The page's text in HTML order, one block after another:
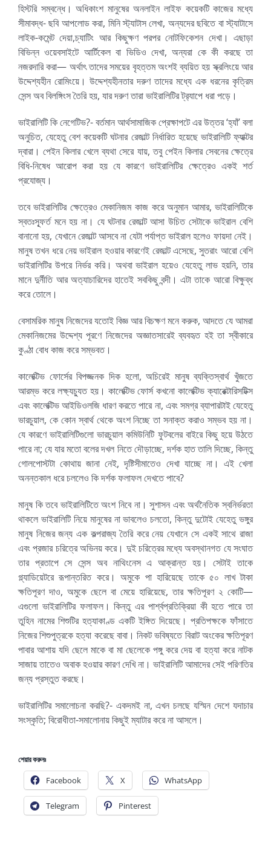
হিস্টরি সম্বন্ধে। অধিকাংশ মানুষের অনলাইন লাইফ কয়েকটি কাজের মধ্যে
সীমাবদ্ধ- ছবি আপলোড করা, মিনি স্ট্যাটাস লেখা, অন্যদের ছবিতে বা স্ট্যাটাসে
লাইক-কমেন্ট দেয়া,চ্যাটিং আর কিছুক্ষণ পরপর নোটফিকেশন দেখা। এছাড়া
বিভিন্ন ওয়েবসাইটে আর্টিকেল বা ভিডিও দেখা, অন্যরা কে কী করছে তা
নজরদারি করা— অর্থাৎ তাদের সময়ের বৃহত্তম অংশই ব্যয়িত হয় স্ক্রলিংয়ে আর
উদ্দেশ্যহীন রোমিংয়ে। উদ্দেশ্যহীনতার দরুণ তাদের মধ্যে এক ধরনের কৃত্রিম
সেন্স অব বিলঙ্গিংস তৈরি হয়, যার দরুণ তারা ভাইরালিটির ট্র‍্যাপে ধরা পড়ে।
ভাইরালিটি কি নেগেটিভ?- বর্তমান আর্থসামাজিক প্রেক্ষাপটে এর উত্তর ‘হ্যাঁ’ বলা
অনুচিত, যেহেতু বেশ কয়েকটি ঘটনার রেজাল্ট নির্ধারিত হয়েছে ভাইরালিটি ফ্যাক্টর
দ্বারা। পেইন কিলার খেলে ব্যথা সেরে যায়, তবু পেইন কিলার সেবনের ক্ষেত্রে
বিধি-নিষেধ আরোপ করা হয় যে কারণে ভাইরালিটির ক্ষেত্রেও একই শর্ত
প্রযোজ্য।
তবে ভাইরালিটির ক্ষেত্রেও মেকানিজম কাজ করে অনুমান আমার, ভাইরালিটিকে
স্বতঃস্ফূর্ত মনে হয় না। যে ঘটনার রেজাল্ট আসা উচিত সেটাকে ভাইরাল বেশি
বানানো হয়, যেখানে রেজাল্ট আসবে না যেটা পর্যাপ্ত ভাইরাল হলেও ফায়দা নেই।
মানুষ তখন ধরে নেয় ভাইরাল হওয়ার কারণেই রেজাল্ট এসেছে, সুতরাং আরো বেশি
ভাইরালিটির উপরে নির্ভর করি। অথবা ভাইরাল হয়েও যেহেতু লাভ হয়নি, তার
মানে দুর্নীতি আর অত্যাচারিদের হাতেই সবকিছু বন্দী। এটা তাকে আরো বিক্ষুব্ধ
করে তোলে।
বেসামরিক মানুষ নিজেদের যতোই বিজ্ঞ আর বিচক্ষণ মনে করুক, আদতে যে আমরা
মেকানিজমের উদ্দেশ্য পূরণে নিজেদের অজ্ঞাতসারেই ব্যবহৃত হই তা স্বীকারে
কুণ্ঠা বোধ কাজ করে সম্ভবত।
কালেক্টিভ ফোর্সের বিপজ্জনক দিক হলো, অচিরেই মানুষ ব্যক্তিস্বার্থ খুঁজতে
আরম্ভ করে লক্ষ্যচ্যুত হয়। কালেক্টিভ ফোর্স কখনো কালেক্টিভ ক্যারেক্টারিসটিক্স
এবং কালেক্টিভ আইডিওলজি ধারণ করতে পারে না, এবং সমগ্র ব্যাপারটাই যেহেতু
ভারচুয়াল, কে কোন স্বার্থ থেকে অংশ নিচ্ছে তা সনাক্ত করাও সম্ভব হয় না।
যে কারণে ভাইরালিটিগুলো ভারচুয়াল কমিউনিটি ফুটবলের বাইরে কিছু হয়ে উঠতে
পারে না; যে যার মতো বলের দখল নিতে দৌড়াচ্ছে, দর্শক হাত তালি দিচ্ছে, কিন্তু
গোলপোস্টটা কোথায় জানা নেই, দৃষ্টিসীমাতেও দেখা যাচ্ছে না। এই খেলা
অনন্তকাল ধরে চললেও কি দর্শক ফলাফল দেখতে পাবে?
মানুষ কি তবে ভাইরালিটিতে অংশ নিবে না। সুশাসন এবং অর্থনৈতিক স্বনির্ভরতা
থাকলে ভাইরালিটি নিয়ে মানুষের না ভাবলেও চলতো, কিন্তু দুটোই যেহেতু ভঙ্গুর
মানুষ নিজের জন্য এক কল্পরাজ্য তৈরি করে নেয় যেখানে সে একই সাথে রাজা
এবং প্রজার চরিত্রে অভিনয় করে। দুই চরিত্রের মধ্যে অবস্থানগত যে সংঘাত
তার প্রতাপে সে সেন্স অব নাথিংনেস এ আক্রান্ত হয়। সেটাই তাকে
গ্ল্যাডিয়েটরে রূপান্তরিত করে। অমুকে পা হারিয়েছে তাকে ৫০ লাখ টাকা
ক্ষতিপূরণ দাও, অমুকে ছেলে বা মেয়ে হারিয়েছে, তার ক্ষতিপূরণ ২ কোটি—
এগুলো ভাইরালিটির ফলাফল। কিন্তু এর পার্শ্বপ্রতিক্রিয়া কী হতে পারে তা
তুহিন নামের শিশুটির হত্যাকাণ্ড একটি ইঙ্গিত দিয়েছে। প্রতিপক্ষকে ফাঁসাতে
নিজের শিশুপুত্রকে হত্যা করেছে বাবা। নিকট ভবিষ্যতে বিরাট অংকের ক্ষতিপূরণ
পাবার আশায় যদি ছেলে মাকে বা মা ছেলেকে পঙ্গু করে দেয় বা হত্যা করে নাটক
সাজায় তাতেও অবাক হওয়ার কারণ দেখি না। ভাইরালিটি আমাদের সেই পরিণতির
জন্য প্রস্তুত করছে।
ভাইরালিটির সমালোচনা করছি?- একদমই না, এখন চলছে যস্মিন দেশে যদাচার
সংস্কৃতি; বিরোধীতা-সমালোনায় কিছুই ম্যাটার করে না আসলে।
শেয়ার করুনঃ
Facebook X WhatsApp
Telegram Pinterest